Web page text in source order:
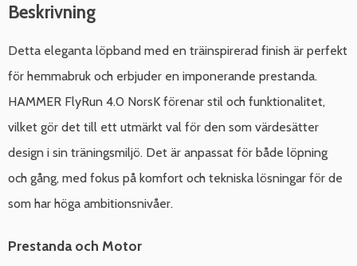
Beskrivning
Detta eleganta löpband med en träinspirerad finish är perfekt
för hemmabruk och erbjuder en imponerande prestanda.
HAMMER FlyRun 4.0 NorsK förenar stil och funktionalitet,
vilket gör det till ett utmärkt val för den som värdesätter
design i sin träningsmiljö. Det är anpassat för både löpning
och gång, med fokus på komfort och tekniska lösningar för de
som har höga ambitionsnivåer.
Prestanda och Motor